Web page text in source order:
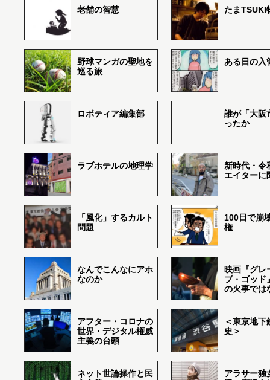
老舗の智慧 たまTSUKI
野球マンガの聖地を
巡る旅
ある日の入
ロボティア編集部
誰が「大阪
ったか
ラブホテルの地理学
新時代・令
エイターに
「風化」するカルト
問題
100日で崩
権
なんでこんなにアホ
なのか
映画『グレ
ブ・ゴッド
の火事では
アフター・コロナの
世界・デジタル権威
主義の台頭
＜東京地下
史＞
ネット世論操作と民
アラサー独